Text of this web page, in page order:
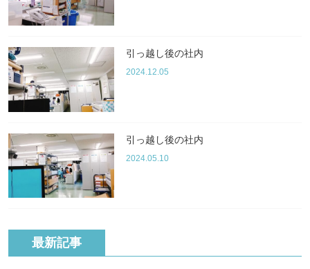
引っ越し後の社内
2024.12.05
引っ越し後の社内
2024.05.10
最新記事